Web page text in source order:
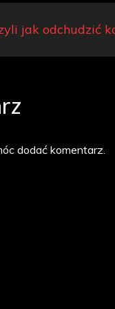
jak odchudzić
dodać komentarz.